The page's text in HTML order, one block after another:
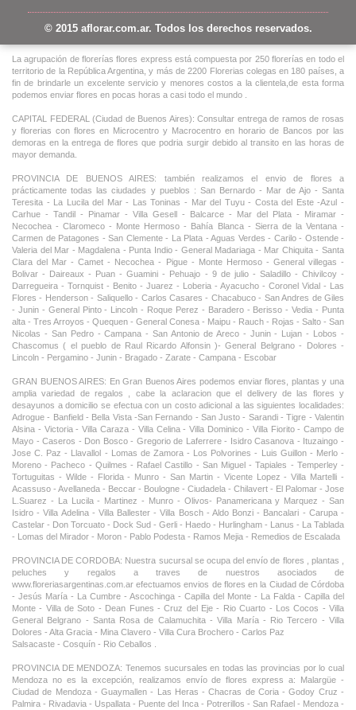
© 2015 aflorar.com.ar. Todos los derechos reservados.
La agrupación de florerías flores express está compuesta por 250 florerías en todo el
territorio de la República Argentina, y más de 2200 Florerias colegas en 180 países, a
fin de brindarle un excelente servicio y menores costos a la clientela,de esta forma
podemos enviar flores en pocas horas a casi todo el mundo .
CAPITAL FEDERAL (Ciudad de Buenos Aires): Consultar entrega de ramos de rosas
y florerias con flores en Microcentro y Macrocentro en horario de Bancos por las
demoras en la entrega de flores que podria surgir debido al transito en las horas de
mayor demanda.
PROVINCIA DE BUENOS AIRES: también realizamos el envio de flores a
prácticamente todas las ciudades y pueblos : San Bernardo - Mar de Ajo - Santa
Teresita - La Lucila del Mar - Las Toninas - Mar del Tuyu - Costa del Este -Azul -
Carhue - Tandil - Pinamar - Villa Gesell - Balcarce - Mar del Plata - Miramar -
Necochea - Claromeco - Monte Hermoso - Bahía Blanca - Sierra de la Ventana -
Carmen de Patagones - San Clemente - La Plata - Aguas Verdes - Carilo - Ostende -
Valeria del Mar - Magdalena - Punta Indio - General Madariaga - Mar Chiquita - Santa
Clara del Mar - Camet - Necochea - Pigue - Monte Hermoso - General villegas -
Bolivar - Daireaux - Puan - Guamini - Pehuajo - 9 de julio - Saladillo - Chivilcoy -
Darregueira - Tornquist - Benito - Juarez - Loberia - Ayacucho - Coronel Vidal - Las
Flores - Henderson - Saliquello - Carlos Casares - Chacabuco - San Andres de Giles
- Junin - General Pinto - Lincoln - Roque Perez - Baradero - Berisso - Vedia - Punta
alta - Tres Arroyos - Quequen - General Conesa - Maipu - Rauch - Rojas - Salto - San
Nicolas - San Pedro - Campana - San Antonio de Areco - Junin - Lujan - Lobos -
Chascomus ( el pueblo de Raul Ricardo Alfonsin )- General Belgrano - Dolores -
Lincoln - Pergamino - Junin - Bragado - Zarate - Campana - Escobar
GRAN BUENOS AIRES: En Gran Buenos Aires podemos enviar flores, plantas y una
amplia variedad de regalos , cabe la aclaracion que el delivery de las flores y
desayunos a domicilio se efectua con un costo adicional a las siguientes localidades:
Adrogue - Banfield - Bella Vista -San Fernando - San Justo - Sarandi - Tigre - Valentin
Alsina - Victoria - Villa Caraza - Villa Celina - Villa Dominico - Villa Fiorito - Campo de
Mayo - Caseros - Don Bosco - Gregorio de Laferrere - Isidro Casanova - Ituzaingo -
Jose C. Paz - Llavallol - Lomas de Zamora - Los Polvorines - Luis Guillon - Merlo -
Moreno - Pacheco - Quilmes - Rafael Castillo - San Miguel - Tapiales - Temperley -
Tortuguitas - Wilde - Florida - Munro - San Martin - Vicente Lopez - Villa Martelli -
Acassuso - Avellaneda - Beccar - Boulogne - Ciudadela - Chilavert - El Palomar - Jose
L.Suarez - La Lucila - Martinez - Munro - Olivos- Panamericana y Marquez - San
Isidro - Villa Adelina - Villa Ballester - Villa Bosch - Aldo Bonzi - Bancalari - Carupa -
Castelar - Don Torcuato - Dock Sud - Gerli - Haedo - Hurlingham - Lanus - La Tablada
- Lomas del Mirador - Moron - Pablo Podesta - Ramos Mejia - Remedios de Escalada
PROVINCIA DE CORDOBA: Nuestra sucursal se ocupa del envío de flores , plantas ,
peluches y regalos a traves de nuestros asociados de
www.floreriasargentinas.com.ar efectuamos envios de flores en la Ciudad de Córdoba
- Jesús María - La Cumbre - Ascochinga - Capilla del Monte - La Falda - Capilla del
Monte - Villa de Soto - Dean Funes - Cruz del Eje - Rio Cuarto - Los Cocos - Villa
General Belgrano - Santa Rosa de Calamuchita - Villa María - Rio Tercero - Villa
Dolores - Alta Gracia - Mina Clavero - Villa Cura Brochero - Carlos Paz
Salsacaste - Cosquín - Rio Ceballos .
PROVINCIA DE MENDOZA: Tenemos sucursales en todas las provincias por lo cual
Mendoza no es la excepción, realizamos envío de flores express a: Malargüe -
Ciudad de Mendoza - Guaymallen - Las Heras - Chacras de Coria - Godoy Cruz -
Palmira - Rivadavia - Uspallata - Puente del Inca - Potrerillos - San Rafael - Mendoza -